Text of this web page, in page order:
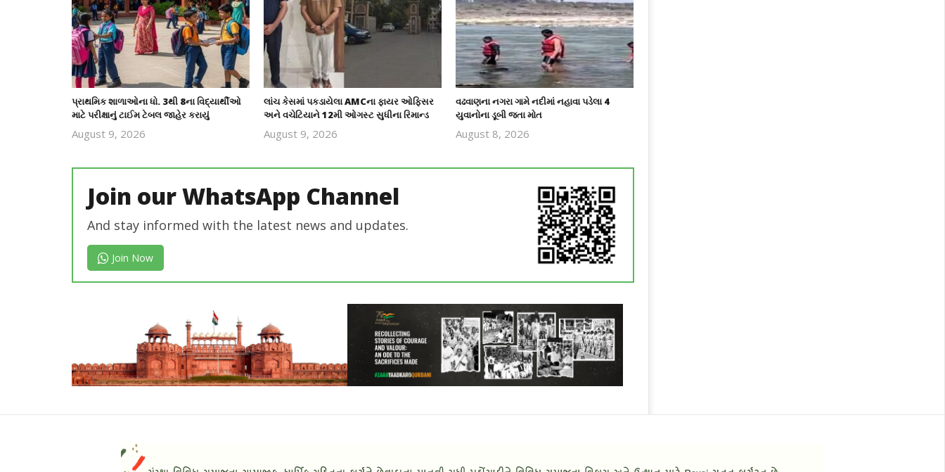
પ્રાથમિક શાળાઓના ધો. 3થી 8ના વિદ્યાર્થીઓ
માટે પરીક્ષાનું ટાઈમ ટેબલ જાહેર કરાયું
August 9, 2026
લાંચ કેસમાં પકડાયેલા AMCના ફાયર ઓફિસર
અને વચેટિયાને 12મી ઓગસ્ટ સુધીના રિમાન્ડ
August 9, 2026
વઢવાણના નગરા ગામે નદીમાં નહાવા પડેલા 4
યુવાનોના ડૂબી જતા મોત
August 8, 2026
Join our WhatsApp Channel
And stay informed with the latest news and updates.
Join Now